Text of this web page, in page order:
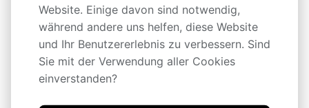
ARG 250 Plus H
Website. Einige davon sind notwendig,
während andere uns helfen, diese Website
und Ihr Benutzererlebnis zu verbessern. Sind
Sie mit der Verwendung aller Cookies
einverstanden?